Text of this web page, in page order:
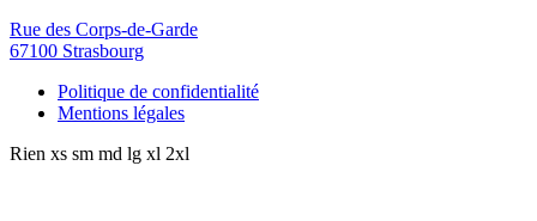
Rue des Corps-de-Garde
67100 Strasbourg
Politique de confidentialité
Mentions légales
Rien xs sm md lg xl 2xl